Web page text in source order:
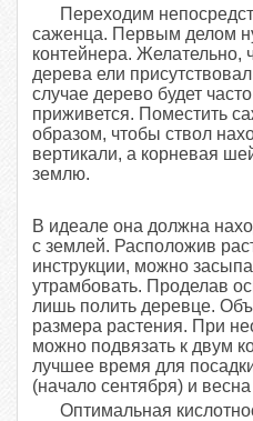
Переходим
саженца. Первым делом
контейнера. Желательно,
дерева ели
случае дерево будет
приживется. Поместить
образом, чтобы ствол
вертикали, а корневая
землю.
В идеале она должна
с землей. Расположив
инструкции, можно
утрамбовать. Проделав
лишь полить деревце.
размера растения. При
можно подвязать к двум
лучшее время для
(начало сентября) и
Оптимальная